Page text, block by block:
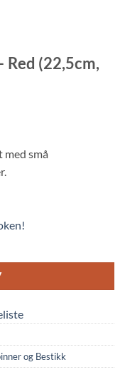
Red (22,5cm,
med små
og Bestikk